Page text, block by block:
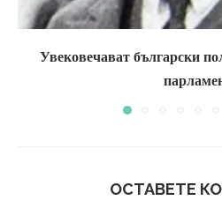
Увековечават български
ОСТАВЕТЕ